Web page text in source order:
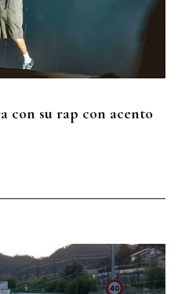
con su rap con acento